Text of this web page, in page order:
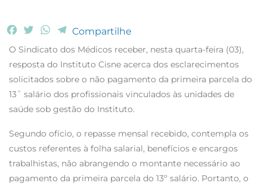
F
c
e
b
o
o
i
t
t
e
r
W
a
t
s
A
p
T
l
e
g
r
a
Compartilhe
O Sindicato dos Médicos receber, nesta quarta-feira (03),
resposta do Instituto Cisne acerca dos esclarecimentos
solicitados sobre o não pagamento da primeira parcela do
13˚ salário dos profissionais vinculados às unidades de
saúde sob gestão do Instituto.
Segundo ofício, o repasse mensal recebido, contempla os
custos referentes à folha salarial, benefícios e encargos
trabalhistas, não abrangendo o montante necessário ao
pagamento da primeira parcela do 13º salário. Portanto, o